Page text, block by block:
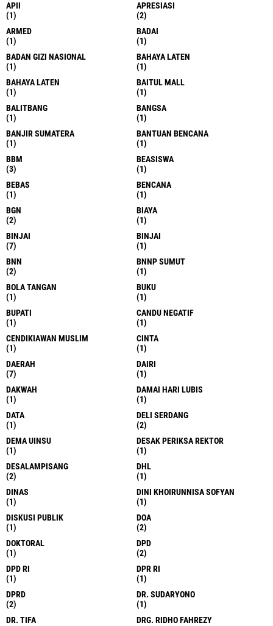
APII
(1)
APRESIASI
(2)
ARMED
(1)
BADAI
(1)
BADAN GIZI NASIONAL
(1)
BAHAYA LATEN
(1)
BAHAYA LATEN
(1)
BAITUL MALL
(1)
BALITBANG
(1)
BANGSA
(1)
BANJIR SUMATERA
(1)
BANTUAN BENCANA
(1)
BBM
(3)
BEASISWA
(1)
BEBAS
(1)
BENCANA
(1)
BGN
(2)
BIAYA
(1)
BINJAI
(7)
BINJAI
(1)
BNN
(2)
BNNP SUMUT
(1)
BOLA TANGAN
(1)
BUKU
(1)
BUPATI
(1)
CANDU NEGATIF
(1)
CENDIKIAWAN MUSLIM
(1)
CINTA
(1)
DAERAH
(7)
DAIRI
(1)
DAKWAH
(1)
DAMAI HARI LUBIS
(1)
DATA
(1)
DELI SERDANG
(2)
DEMA UINSU
(1)
DESAK PERIKSA REKTOR
(1)
DESALAMPISANG
(2)
DHL
(1)
DINAS
(1)
DINI KHOIRUNNISA SOFYAN
(1)
DISKUSI PUBLIK
(1)
DOA
(2)
DOKTORAL
(1)
DPD
(2)
DPD RI
(1)
DPR RI
(1)
DPRD
(2)
DR. SUDARYONO
(1)
DR. TIFA
DRG. RIDHO FAHREZY